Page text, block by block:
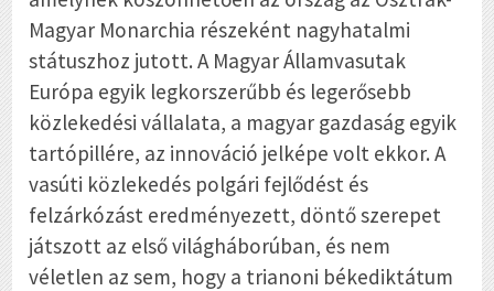
Magyar Monarchia részeként nagyhatalmi
státuszhoz jutott. A Magyar Államvasutak
Európa egyik legkorszerűbb és legerősebb
közlekedési vállalata, a magyar gazdaság egyik
tartópillére, az innováció jelképe volt ekkor. A
vasúti közlekedés polgári fejlődést és
felzárkózást eredményezett, döntő szerepet
játszott az első világháborúban, és nem
véletlen az sem, hogy a trianoni békediktátum